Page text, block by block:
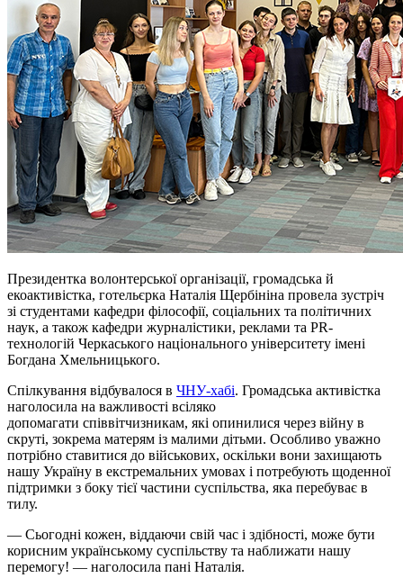
Президентка волонтерської організації, громадська й
екоактивістка, готельєрка Наталія Щербініна провела зустріч
зі студентами кафедри філософії, соціальних та політичних
наук, а також кафедри журналістики, реклами та PR-
технологій Черкаського національного університету імені
Богдана Хмельницького.
Спілкування відбувалося в ЧНУ-хабі. Громадська активістка
наголосила на важливості всіляко
допомагати співвітчизникам, які опинилися через війну в
скруті, зокрема матерям із малими дітьми. Особливо уважно
потрібно ставитися до військових, оскільки вони захищають
нашу Україну в екстремальних умовах і потребують щоденної
підтримки з боку тієї частини суспільства, яка перебуває в
тилу.
— Сьогодні кожен, віддаючи свій час і здібності, може бути
корисним українському суспільству та наближати нашу
перемогу! — наголосила пані Наталія.